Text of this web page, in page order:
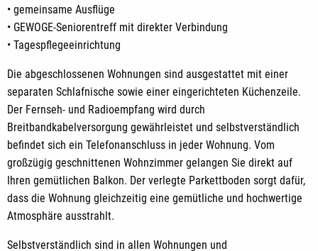
• gemeinsame Ausflüge
• GEWOGE-Seniorentreff mit direkter Verbindung
• Tagespflegeeinrichtung
Die abgeschlossenen Wohnungen sind ausgestattet mit einer
separaten Schlafnische sowie einer eingerichteten Küchenzeile.
Der Fernseh- und Radioempfang wird durch
Breitbandkabelversorgung gewährleistet und selbstverständlich
befindet sich ein Telefonanschluss in jeder Wohnung. Vom
großzügig geschnittenen Wohnzimmer gelangen Sie direkt auf
Ihren gemütlichen Balkon. Der verlegte Parkettboden sorgt dafür,
dass die Wohnung gleichzeitig eine gemütliche und hochwertige
Atmosphäre ausstrahlt.
Selbstverständlich sind in allen Wohnungen und